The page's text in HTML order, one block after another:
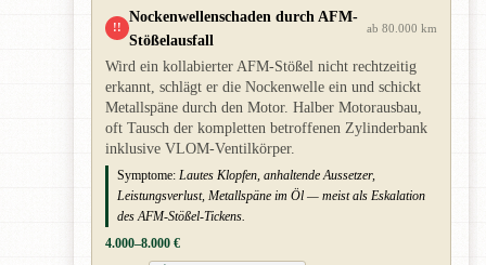
!!
Nockenwellenschaden durch AFM-
Stößelausfall
ab 80.000 km
Wird ein kollabierter AFM-Stößel nicht rechtzeitig
erkannt, schlägt er die Nockenwelle ein und schickt
Metallspäne durch den Motor. Halber Motorausbau,
oft Tausch der kompletten betroffenen Zylinderbank
inklusive VLOM-Ventilkörper.
Symptome: Lautes Klopfen, anhaltende Aussetzer,
Leistungsverlust, Metallspäne im Öl — meist als Eskalation
des AFM-Stößel-Tickens.
4.000–8.000 €